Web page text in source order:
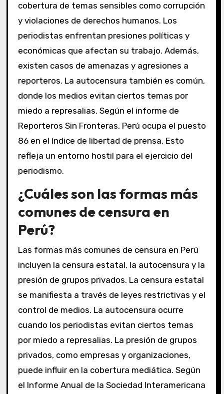
cobertura de temas sensibles como corrupción
y violaciones de derechos humanos. Los
periodistas enfrentan presiones políticas y
económicas que afectan su trabajo. Además,
existen casos de amenazas y agresiones a
reporteros. La autocensura también es común,
donde los medios evitan ciertos temas por
miedo a represalias. Según el informe de
Reporteros Sin Fronteras, Perú ocupa el puesto
86 en el índice de libertad de prensa. Esto
refleja un entorno hostil para el ejercicio del
periodismo.
¿Cuáles son las formas más
comunes de censura en
Perú?
Las formas más comunes de censura en Perú
incluyen la censura estatal, la autocensura y la
presión de grupos privados. La censura estatal
se manifiesta a través de leyes restrictivas y el
control de medios. La autocensura ocurre
cuando los periodistas evitan ciertos temas
por miedo a represalias. La presión de grupos
privados, como empresas y organizaciones,
puede influir en la cobertura mediática. Según
el Informe Anual de la Sociedad Interamericana